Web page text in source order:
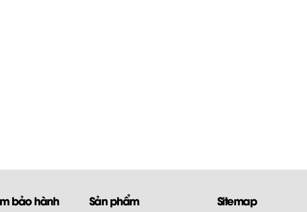
bảo hành Sản phẩm Sitemap